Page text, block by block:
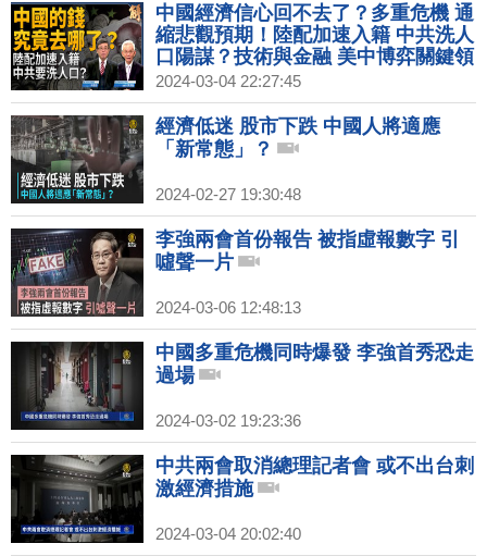
中國經濟信心回不去了？多重危機 通
縮悲觀預期！陸配加速入籍 中共洗人
口陽謀？技術與金融 美中博弈關鍵領
域！中共邪惡黑幫「以刑化債」！｜
吳嘉隆｜黃清龍｜新聞大破解
【2024年3月4日】
2024-03-04 22:27:45
經濟低迷 股市下跌 中國人將適應
「新常態」？
2024-02-27 19:30:48
李強兩會首份報告 被指虛報數字 引
噓聲一片
2024-03-06 12:48:13
中國多重危機同時爆發 李強首秀恐走
過場
2024-03-02 19:23:36
中共兩會取消總理記者會 或不出台刺
激經濟措施
2024-03-04 20:02:40